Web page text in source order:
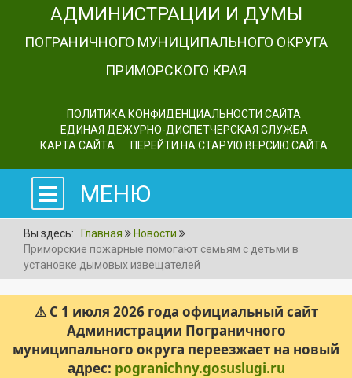
АДМИНИСТРАЦИИ И ДУМЫ
ПОГРАНИЧНОГО МУНИЦИПАЛЬНОГО ОКРУГА
ПРИМОРСКОГО КРАЯ
ПОЛИТИКА КОНФИДЕНЦИАЛЬНОСТИ САЙТА
ЕДИНАЯ ДЕЖУРНО-ДИСПЕТЧЕРСКАЯ СЛУЖБА
КАРТА САЙТА
ПЕРЕЙТИ НА СТАРУЮ ВЕРСИЮ САЙТА
МЕНЮ
Вы здесь: Главная
Новости
Приморские пожарные помогают семьям с детьми в
установке дымовых извещателей
⚠ С 1 июля 2026 года официальный сайт
Администрации Пограничного
муниципального округа переезжает на новый
адрес: pogranichny.gosuslugi.ru